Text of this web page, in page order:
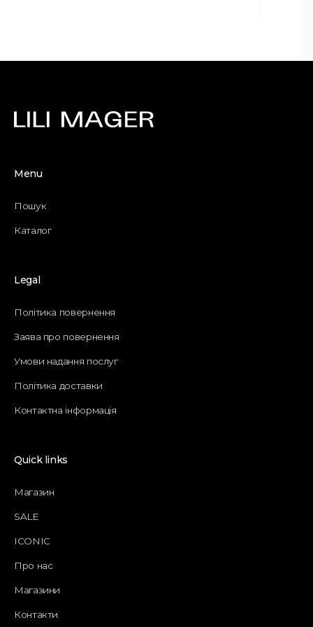
Menu
Пошук
Каталог
Legal
Політика повернення
Заява про повернення
Умови надання послуг
Політика доставки
Контактна інформація
Quick links
Магазин
SALE
ICONIC
Про нас
Магазини
Контакти